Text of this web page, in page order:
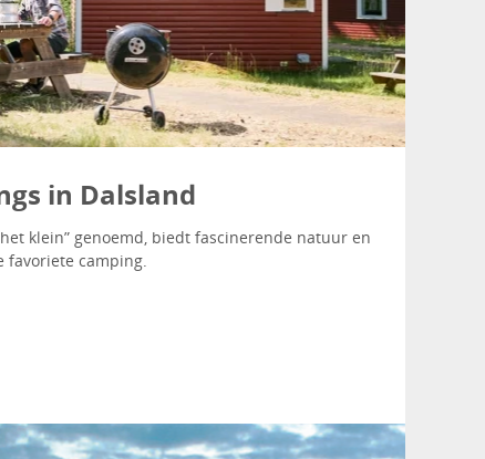
in Dalsland
klein” genoemd, biedt fascinerende natuur en
favoriete camping.